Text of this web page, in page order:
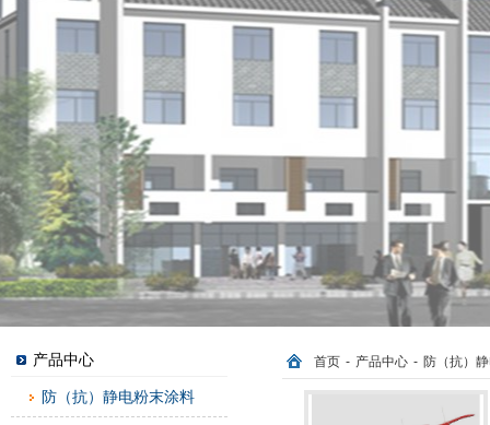
产品中心
防（抗）静电粉末涂料
首页 - 产品中心 - 防（抗）